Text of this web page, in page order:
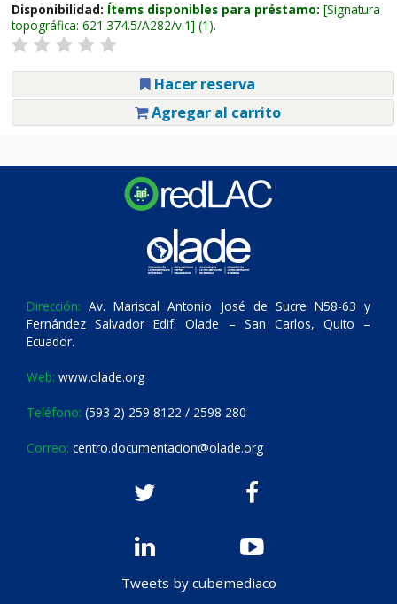
Disponibilidad: Ítems disponibles para préstamo: Signatura
topográfica: 621.374.5/A282/v.1 (1).
Hacer reserva
Agregar al carrito
Dirección: Av. Mariscal Antonio José de Sucre N58-63 y
Fernández Salvador Edif. Olade – San Carlos, Quito –
Ecuador.
Web: www.olade.org
Teléfono: (593 2) 259 8122 / 2598 280
Correo: centro.documentacion@olade.org
Tweets by cubemediaco